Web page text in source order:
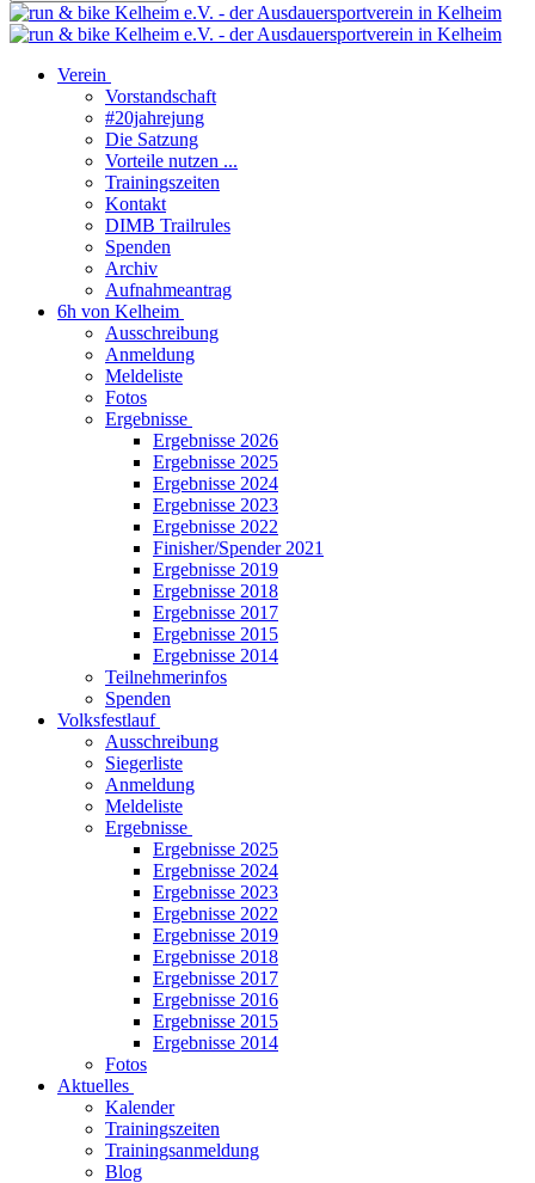
Verein
Vorstandschaft
#20jahrejung
Die Satzung
Vorteile nutzen ...
Trainingszeiten
Kontakt
DIMB Trailrules
Spenden
Archiv
Aufnahmeantrag
6h von Kelheim
Ausschreibung
Anmeldung
Meldeliste
Fotos
Ergebnisse
Ergebnisse 2026
Ergebnisse 2025
Ergebnisse 2024
Ergebnisse 2023
Ergebnisse 2022
Finisher/Spender 2021
Ergebnisse 2019
Ergebnisse 2018
Ergebnisse 2017
Ergebnisse 2015
Ergebnisse 2014
Teilnehmerinfos
Spenden
Volksfestlauf
Ausschreibung
Siegerliste
Anmeldung
Meldeliste
Ergebnisse
Ergebnisse 2025
Ergebnisse 2024
Ergebnisse 2023
Ergebnisse 2022
Ergebnisse 2019
Ergebnisse 2018
Ergebnisse 2017
Ergebnisse 2016
Ergebnisse 2015
Ergebnisse 2014
Fotos
Aktuelles
Kalender
Trainingszeiten
Trainingsanmeldung
Blog